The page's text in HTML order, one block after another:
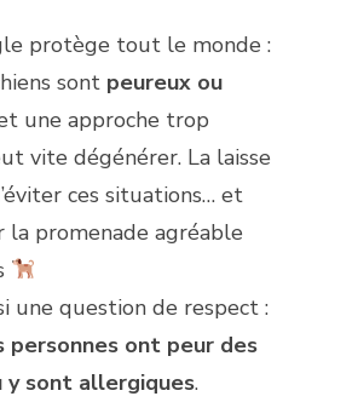
protège tout le monde :
sont peureux ou
une approche trop
vite dégénérer. La laisse
ces situations… et
la promenade agréable
une question de respect :
personnes ont peur des
y sont allergiques.